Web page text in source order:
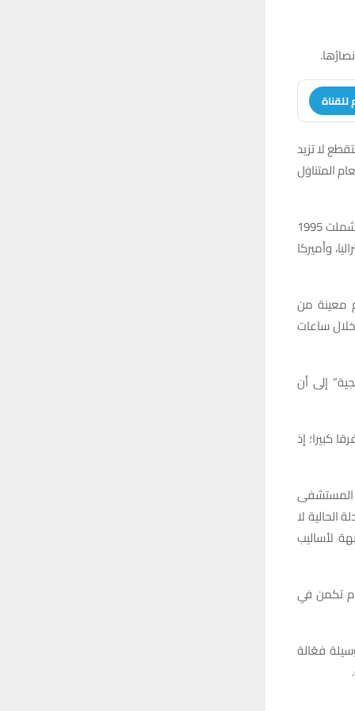
للقناة
لا تزيد
المتناوَل
وقام الباحثون بمراجعة 22 تجربة سريرية عشوائية أُجريت حتى الآن حول الصيام المتقطّع، شملت 1995
وأميركا
معينة من
خلال ساعات
إلى أن
كبيرا؛ إذ
المستشفى
الحالية لا
لأساليب
تكمن في
فعّالة